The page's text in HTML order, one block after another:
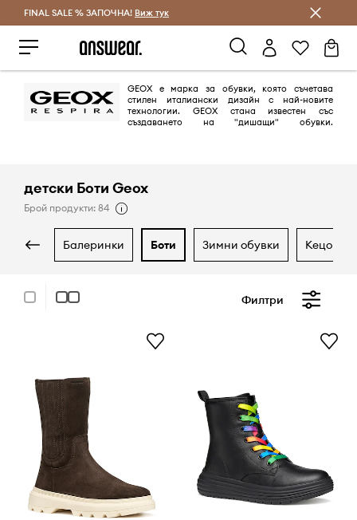
Спестявай с Answear Club
FINAL SALE % ЗАПОЧНА! Виж тук
GEOX е марка за обувки, която съчетава
стилен италиански дизайн с най-новите
технологии. GEOX стана известен със
създаването на "дишащи" обувки.
детски Боти Geox
Брой продукти: 84
балеринки боти зимни обувки кецове
Филтри